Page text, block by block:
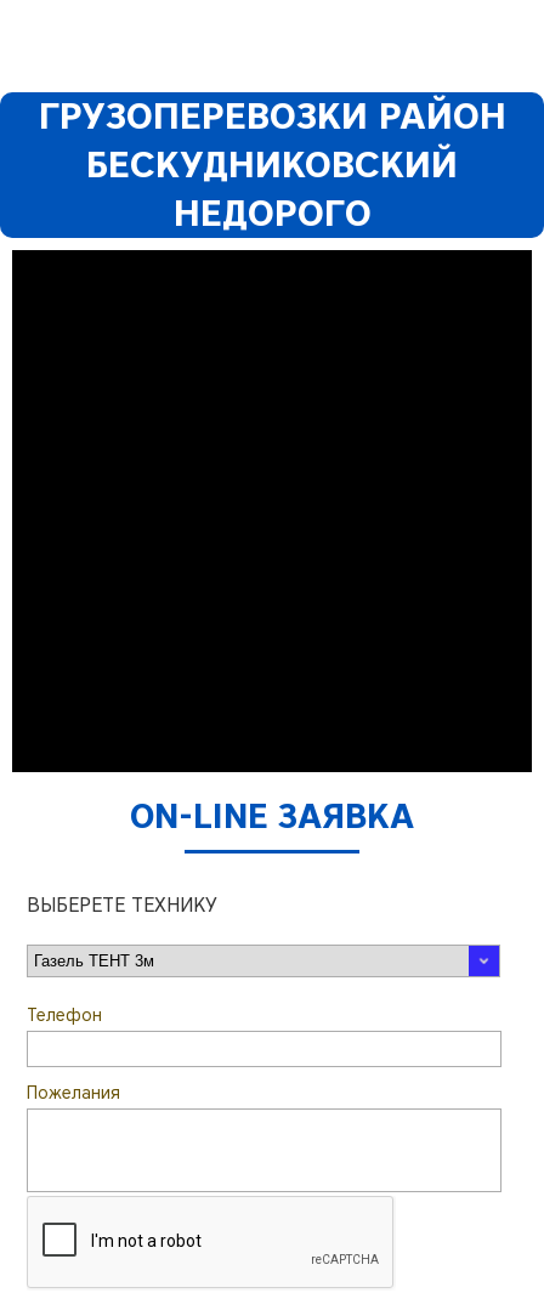
ГРУЗОПЕРЕВОЗКИ РАЙОН
БЕСКУДНИКОВСКИЙ
НЕДОРОГО
ON-LINE ЗАЯВКА
ВЫБЕРЕТЕ ТЕХНИКУ
Телефон
Пожелания